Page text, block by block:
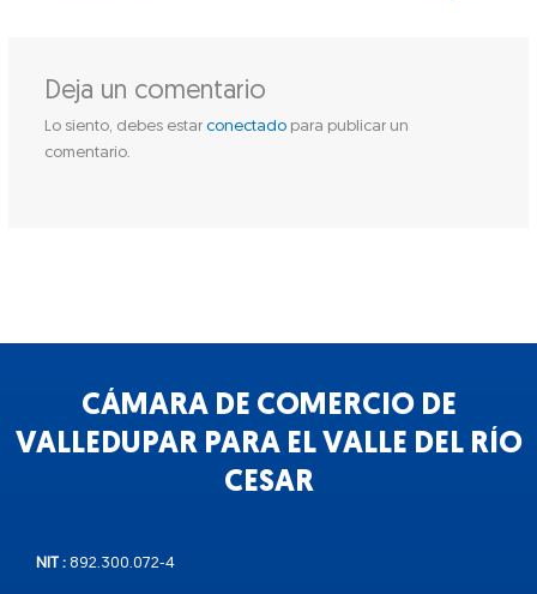
Deja un comentario
Lo siento, debes estar conectadopara publicar un
comentario.
CÁMARA DE COMERCIO DE
VALLEDUPAR PARA EL VALLE DEL RÍO
CESAR
NIT : 892.300.072-4